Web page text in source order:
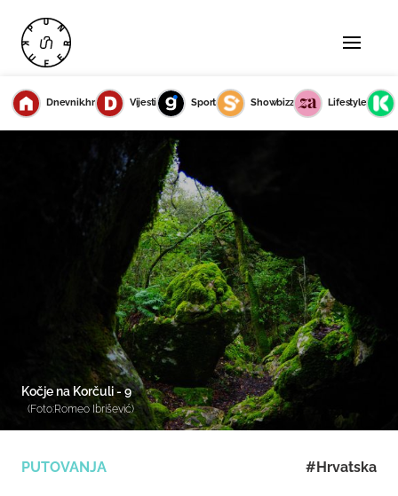
Dnevnik.hr Vijesti Sport Showbizz Lifestyle
PUTOVANJA #Hrvatska
Kočje na Korčuli - 9
(Foto:Romeo Ibrišević)